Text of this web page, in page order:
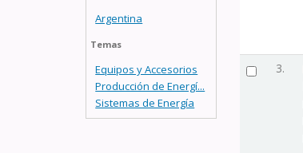
Argentina
Temas
Equipos y Accesorios
Producción de Energí...
Sistemas de Energía
3.